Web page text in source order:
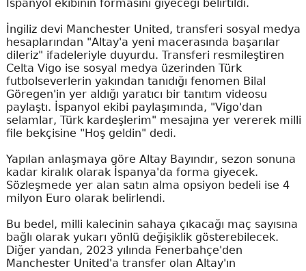
İspanyol ekibinin formasını giyeceği belirtildi.
İngiliz devi Manchester United, transferi sosyal medya
hesaplarından "Altay'a yeni macerasında başarılar
dileriz" ifadeleriyle duyurdu. Transferi resmileştiren
Celta Vigo ise sosyal medya üzerinden Türk
futbolseverlerin yakından tanıdığı fenomen Bilal
Göregen'in yer aldığı yaratıcı bir tanıtım videosu
paylaştı. İspanyol ekibi paylaşımında, "Vigo'dan
selamlar, Türk kardeşlerim" mesajına yer vererek milli
file bekçisine "Hoş geldin" dedi.
Yapılan anlaşmaya göre Altay Bayındır, sezon sonuna
kadar kiralık olarak İspanya'da forma giyecek.
Sözleşmede yer alan satın alma opsiyon bedeli ise 4
milyon Euro olarak belirlendi.
Bu bedel, milli kalecinin sahaya çıkacağı maç sayısına
bağlı olarak yukarı yönlü değişiklik gösterebilecek.
Diğer yandan, 2023 yılında Fenerbahçe'den
Manchester United'a transfer olan Altay'ın